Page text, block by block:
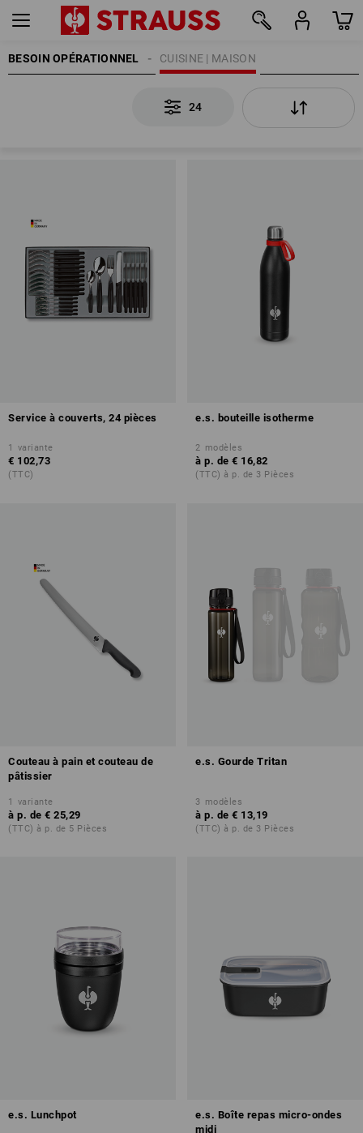
BESOIN OPÉRATIONNEL CUISINE | MAISON
24
Service à couverts, 24 pièces
1 variante
€ 102,73
(TTC)
e.s. bouteille isotherme
2 modèles
à p. de € 16,82
(TTC) à p. de 3 Pièces
Couteau à pain et couteau de
pâtissier
1 variante
à p. de € 25,29
(TTC) à p. de 5 Pièces
e.s. Gourde Tritan
3 modèles
à p. de € 13,19
(TTC) à p. de 3 Pièces
e.s. Lunchpot
e.s. Boîte repas micro-ondes
midi